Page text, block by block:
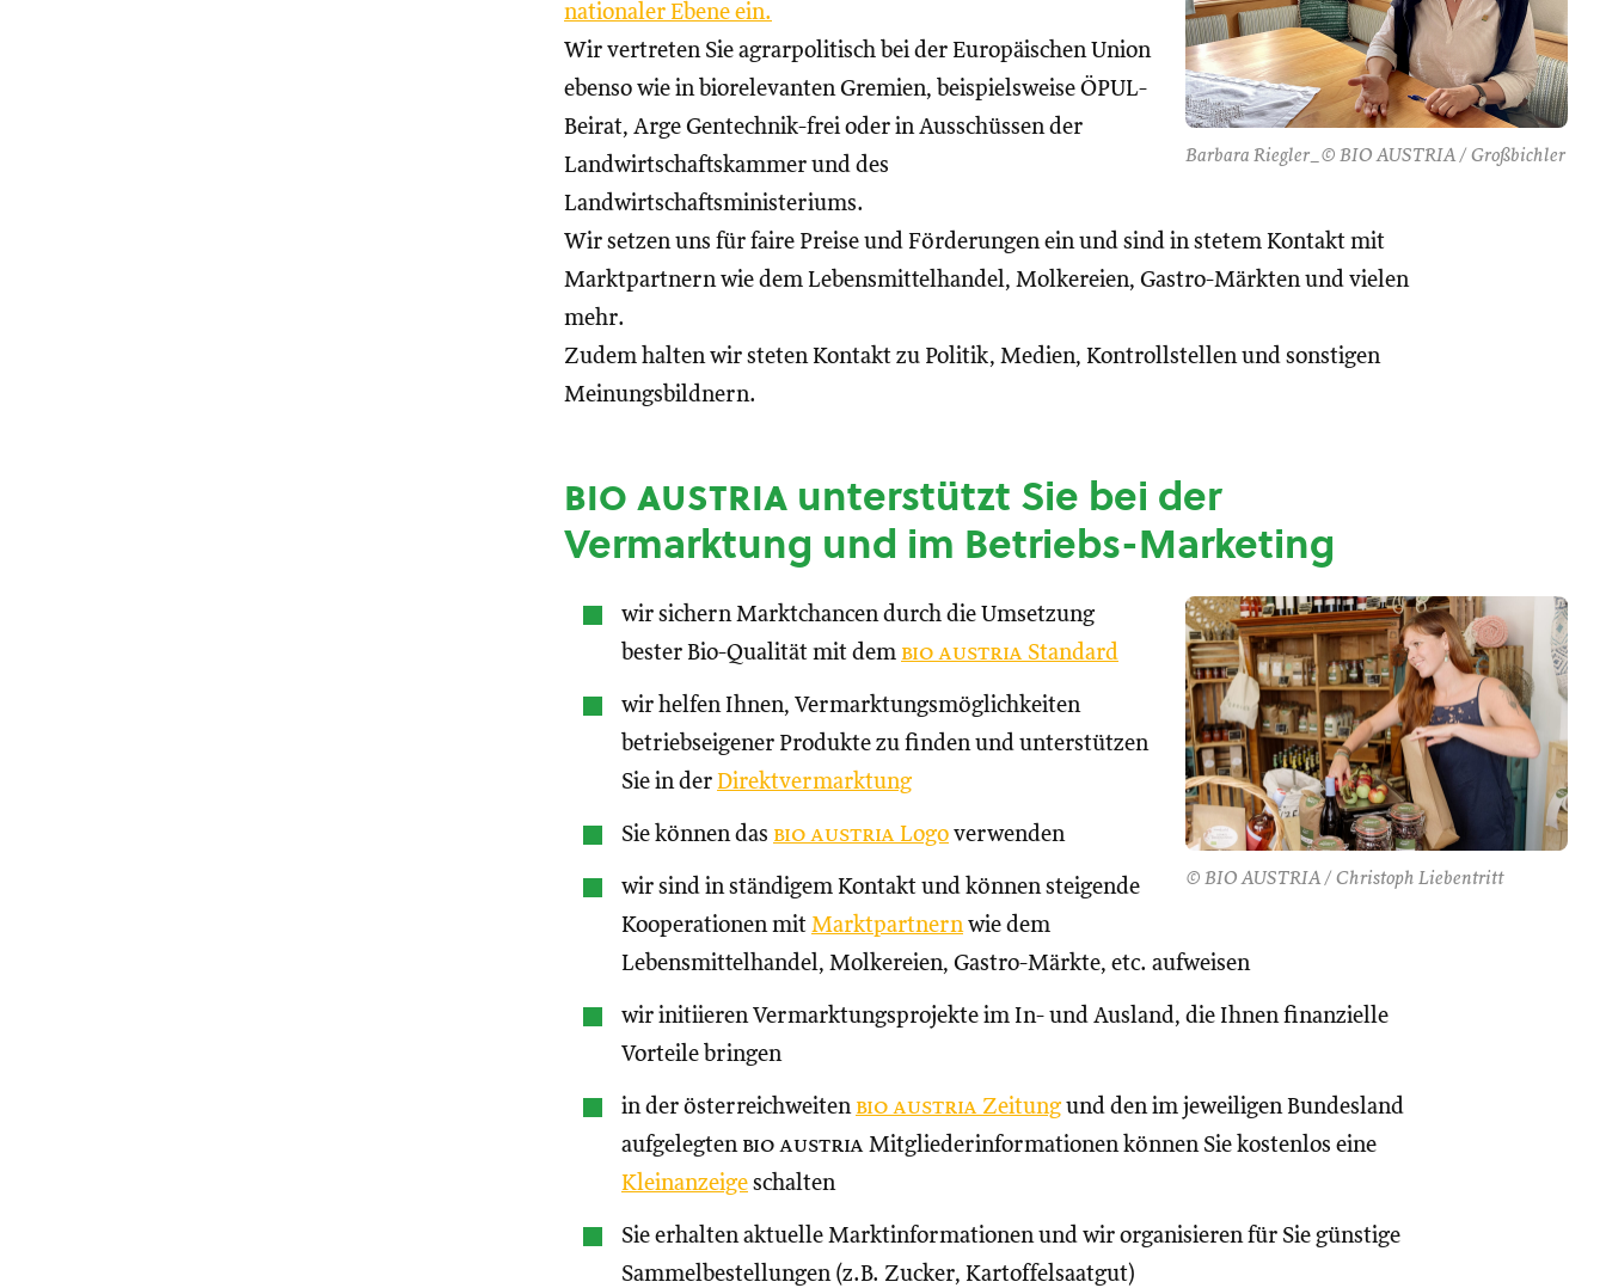
Barbara Riegler_© BIO AUSTRIA / Großbichler
nationaler Ebene ein.
Wir vertreten Sie agrarpolitisch bei der Europäischen Union
ebenso wie in biorelevanten Gremien, beispielsweise ÖPUL-
Beirat, Arge Gentechnik-frei oder in Ausschüssen der
Landwirtschaftskammer und des
Landwirtschaftsministeriums.
Wir setzen uns für faire Preise und Förderungen ein und sind in stetem Kontakt mit
Marktpartnern wie dem Lebensmittelhandel, Molkereien, Gastro-Märkten und vielen
mehr.
Zudem halten wir steten Kontakt zu Politik, Medien, Kontrollstellen und sonstigen
Meinungsbildnern.
bio austria unterstützt Sie bei der
Vermarktung und im Betriebs-Marketing
© BIO AUSTRIA / Christoph Liebentritt
wir sichern Marktchancen durch die Umsetzung
bester Bio-Qualität mit dem bio austria Standard
wir helfen Ihnen, Vermarktungsmöglichkeiten
betriebseigener Produkte zu finden und unterstützen
Sie in der Direktvermarktung
Sie können das bio austria Logo verwenden
wir sind in ständigem Kontakt und können steigende
Kooperationen mit Marktpartnernwie dem
Lebensmittelhandel, Molkereien, Gastro-Märkte, etc. aufweisen
wir initiieren Vermarktungsprojekte im In- und Ausland, die Ihnen finanzielle
Vorteile bringen
in der österreichweiten bio austria Zeitungund den im jeweiligen Bundesland
aufgelegten bio austria Mitgliederinformationen können Sie kostenlos eine
Kleinanzeige schalten
Sie erhalten aktuelle Marktinformationen und wir organisieren für Sie günstige
Sammelbestellungen (z.B. Zucker, Kartoffelsaatgut)